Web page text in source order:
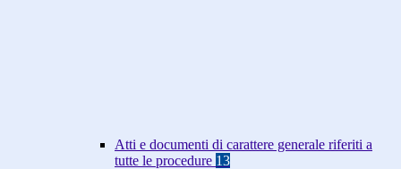
Atti e documenti di carattere generale riferiti a
tutte le procedure 13